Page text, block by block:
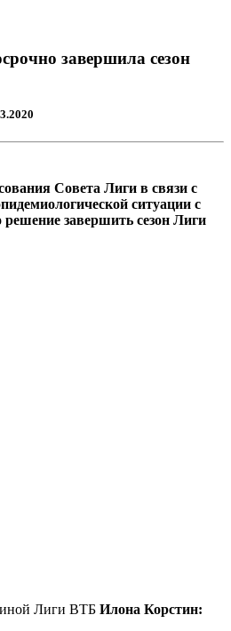
завершила сезон
Совета Лиги в связи с
ситуации с
завершить сезон Лиги
Лиги ВТБ Илона Корстин: